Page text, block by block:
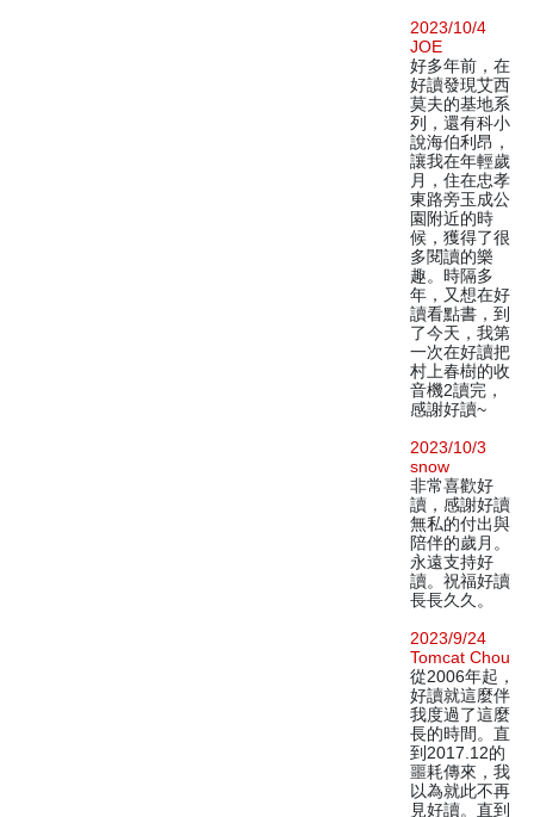
2023/10/4
JOE
好多年前，在
好讀發現艾西
莫夫的基地系
列，還有科小
說海伯利昂，
讓我在年輕歲
月，住在忠孝
東路旁玉成公
園附近的時
候，獲得了很
多閱讀的樂
趣。時隔多
年，又想在好
讀看點書，到
了今天，我第
一次在好讀把
村上春樹的收
音機2讀完，
感謝好讀~
2023/10/3
snow
非常喜歡好
讀，感謝好讀
無私的付出與
陪伴的歲月。
永遠支持好
讀。祝福好讀
長長久久。
2023/9/24
Tomcat Chou
從2006年起，
好讀就這麼伴
我度過了這麼
長的時間。直
到2017.12的
噩耗傳來，我
以為就此不再
見好讀。直到